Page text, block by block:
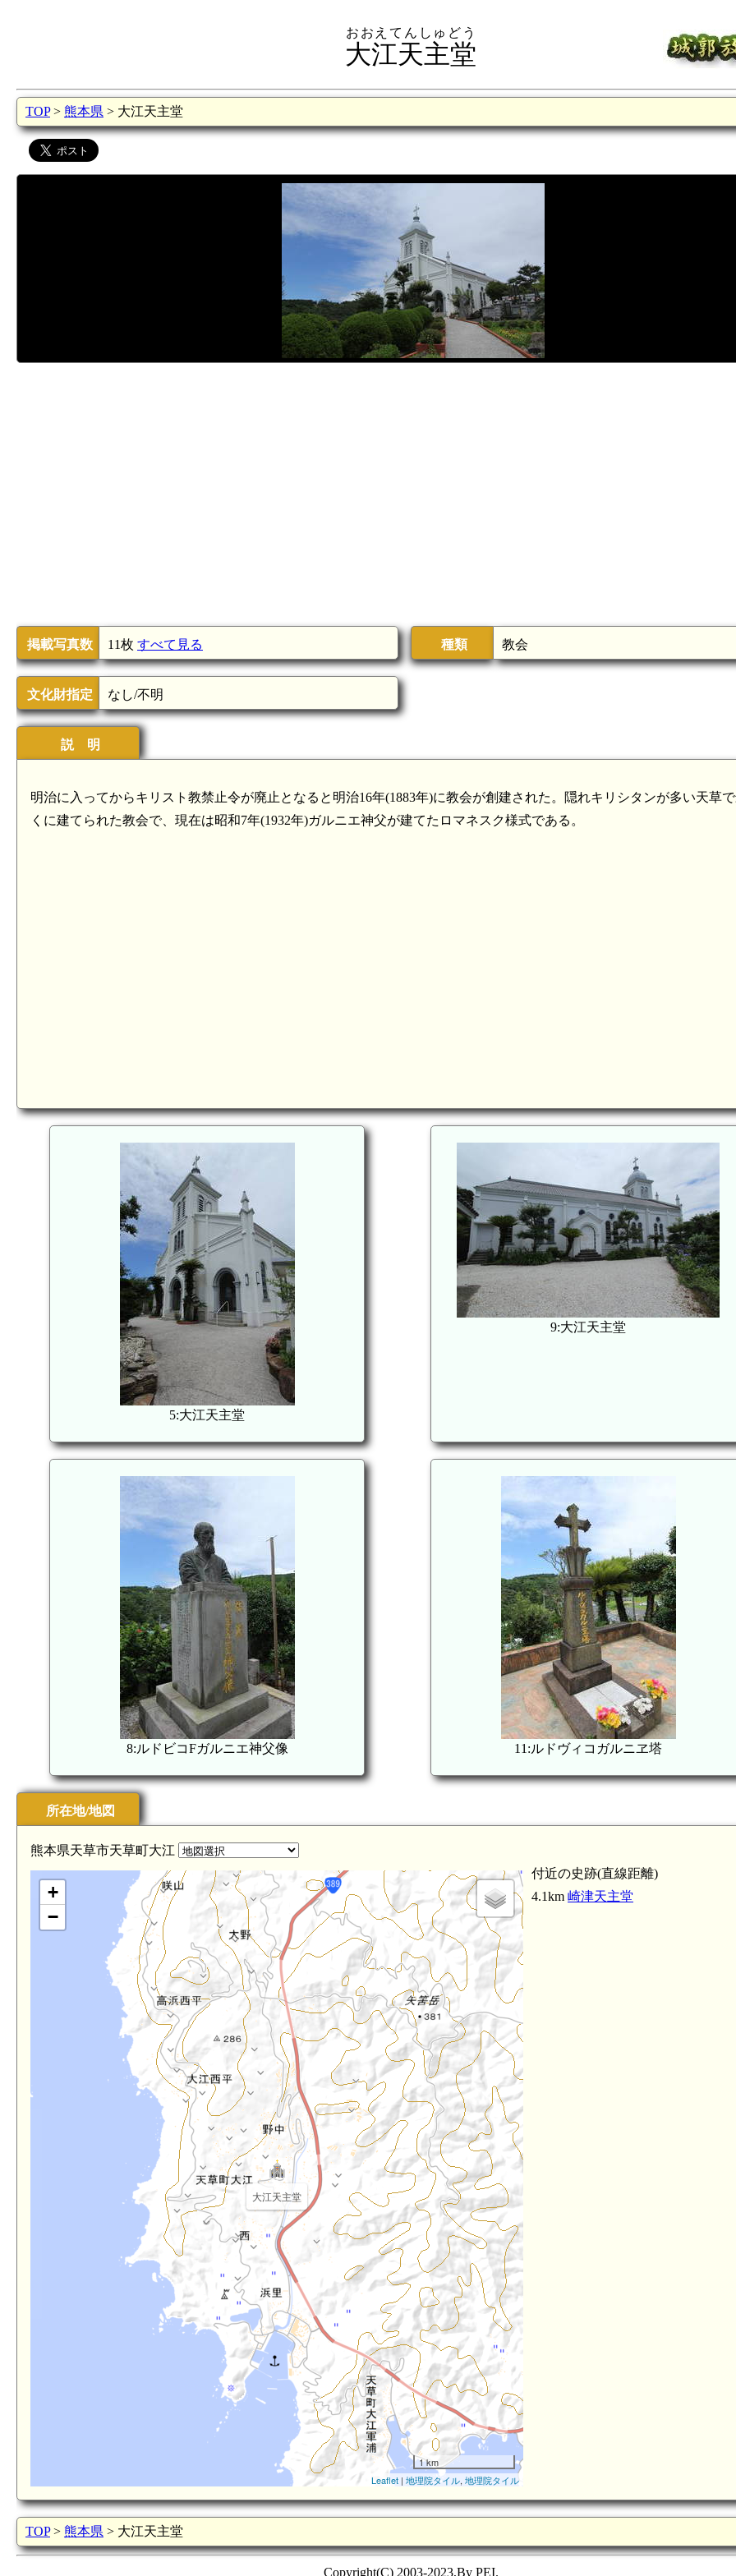
大江天主堂
おおえてんしゅどう
TOP> 熊本県 > 大江天主堂
掲載写真数 11枚 すべて見る 種類 教会
文化財指定 なし/不明
説 明
明治に入ってからキリスト教禁止令が廃止となると明治16年(1883年)に教会が創建された。隠れキリシタンが多い天草
くに建てられた教会で、現在は昭和7年(1932年)ガルニエ神父が建てたロマネスク様式である。
5:大江天主堂
9:大江天主堂
8:ルドビコFガルニエ神父像 11:ルドヴィコガルニヱ塔
所在地/地図
熊本県天草市天草町大江
大江天主堂
+
−
1 km
Leaflet | 地理院タイル, 地理院タイル
付近の史跡(直線距離)
4.1km 崎津天主堂
TOP> 熊本県 > 大江天主堂
Copyright(C) 2003-2023,By PEI.